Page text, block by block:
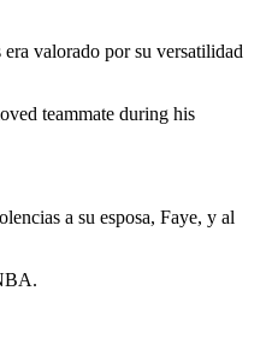
era valorado por su versatilidad
teammate during his
a su esposa, Faye, y al